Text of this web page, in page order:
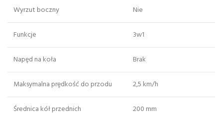
Wyrzut boczny Nie
Funkcje 3w1
Napęd na koła Brak
Maksymalna prędkość do przodu 2,5 km/h
Średnica kół przednich 200 mm